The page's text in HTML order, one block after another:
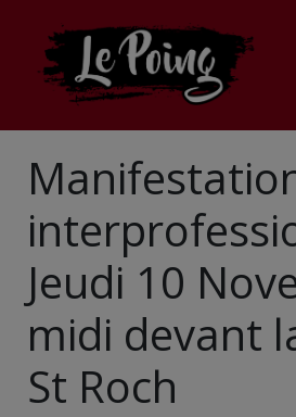
Jeudi 10
midi devant
St Roch